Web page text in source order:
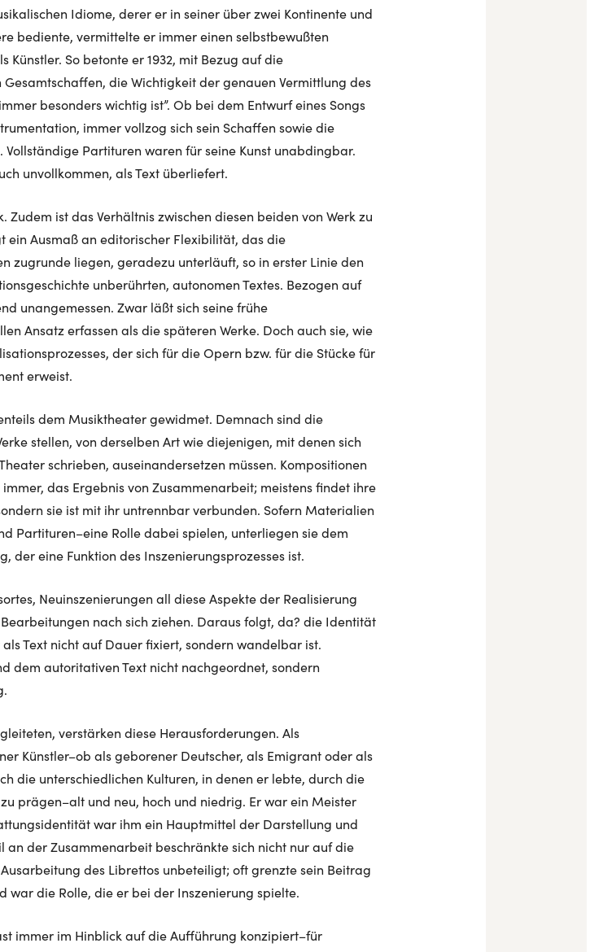
Idiome, derer er in seiner über zwei Kontinente und
bediente, vermittelte er immer einen selbstbewußten
So betonte er 1932, mit Bezug auf die
die Wichtigkeit der genauen Vermittlung des
besonders wichtig ist”. Ob bei dem Entwurf eines Songs
immer vollzog sich sein Schaffen sowie die
Partituren waren für seine Kunst unabdingbar.
unvollkommen, als Text überliefert.
Zudem ist das Verhältnis zwischen diesen beiden von Werk zu
ein Ausmaß an editorischer Flexibilität, das die
zugrunde liegen, geradezu unterläuft, so in erster Linie den
unberührten, autonomen Textes. Bezogen auf
unangemessen. Zwar läßt sich seine frühe
Ansatz erfassen als die späteren Werke. Doch auch sie, wie
der sich für die Opern bzw. für die Stücke für
erweist.
dem Musiktheater gewidmet. Demnach sind die
stellen, von derselben Art wie diejenigen, mit denen sich
schrieben, auseinandersetzen müssen. Kompositionen
das Ergebnis von Zusammenarbeit; meistens findet ihre
sie ist mit ihr untrennbar verbunden. Sofern Materialien
Partituren–eine Rolle dabei spielen, unterliegen sie dem
der eine Funktion des Inszenierungsprozesses ist.
Neuinszenierungen all diese Aspekte der Realisierung
nach sich ziehen. Daraus folgt, da? die Identität
Text nicht auf Dauer fixiert, sondern wandelbar ist.
dem autoritativen Text nicht nachgeordnet, sondern
verstärken diese Herausforderungen. Als
Künstler–ob als geborener Deutscher, als Emigrant oder als
die unterschiedlichen Kulturen, in denen er lebte, durch die
prägen–alt und neu, hoch und niedrig. Er war ein Meister
war ihm ein Hauptmittel der Darstellung und
an der Zusammenarbeit beschränkte sich nicht nur auf die
des Librettos unbeteiligt; oft grenzte sein Beitrag
die Rolle, die er bei der Inszenierung spielte.
immer im Hinblick auf die Aufführung konzipiert–für